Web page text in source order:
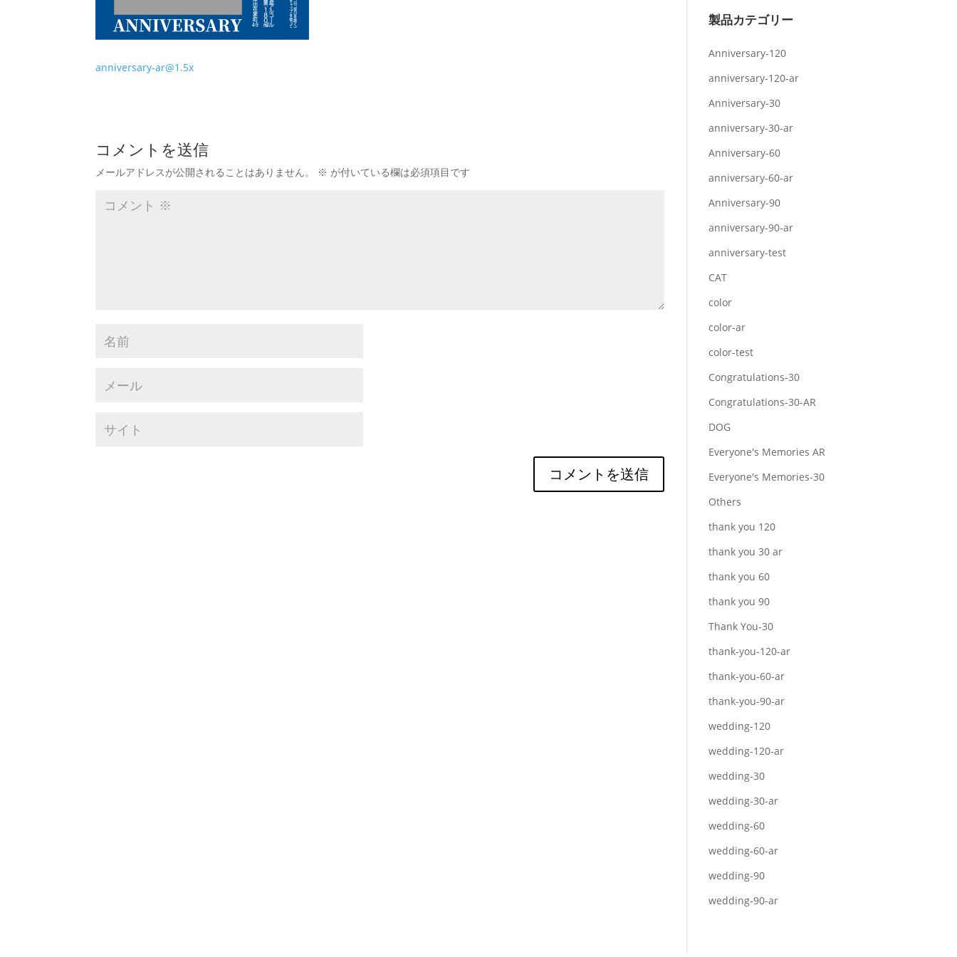
anniversary-ar@1.5x
コメントを送信
メールアドレスが公開されることはありません。 ※ が付いている欄は必須項目です
製品カテゴリー
Anniversary-120
anniversary-120-ar
Anniversary-30
anniversary-30-ar
Anniversary-60
anniversary-60-ar
Anniversary-90
anniversary-90-ar
anniversary-test
CAT
color
color-ar
color-test
Congratulations-30
Congratulations-30-AR
DOG
Everyone's Memories AR
Everyone's Memories-30
Others
thank you 120
thank you 30 ar
thank you 60
thank you 90
Thank You-30
thank-you-120-ar
thank-you-60-ar
thank-you-90-ar
wedding-120
wedding-120-ar
wedding-30
wedding-30-ar
wedding-60
wedding-60-ar
wedding-90
wedding-90-ar